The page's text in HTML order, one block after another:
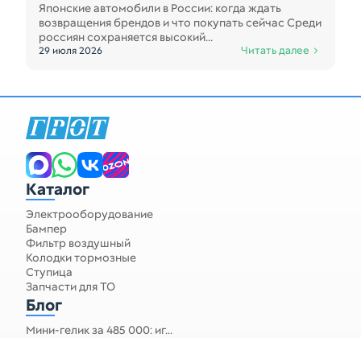
Японские автомобили в России: когда ждать
возвращения брендов и что покупать сейчас Среди
россиян сохраняется высокий...
29 июля 2026 Читать далее
Каталог
Электрооборудование
Бампер
Фильтр воздушный
Колодки тормозные
Ступица
Запчасти для ТО
Блог
Мини-гелик за 485 000: иг...